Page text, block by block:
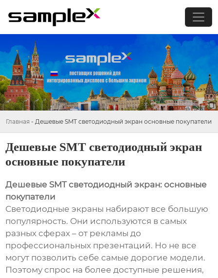
Главная - Дешевые SMT светодиодный экран основные покупатели
Дешевые SMT светодиодный экран
основные покупатели
Дешевые SMT светодиодный экран: основные
покупатели
Светодиодные экраны набирают все большую
популярность. Они используются в самых
разных сферах – от рекламы до
профессиональных презентаций. Но не все
могут позволить себе самые дорогие модели.
Поэтому спрос на более доступные решения,